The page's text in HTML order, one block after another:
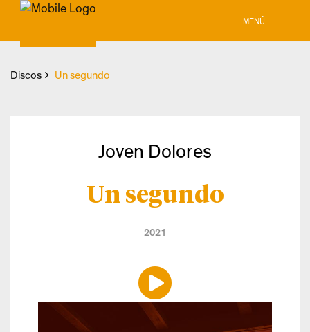
MENÚ
Discos Un segundo
Joven Dolores
Un segundo
2021